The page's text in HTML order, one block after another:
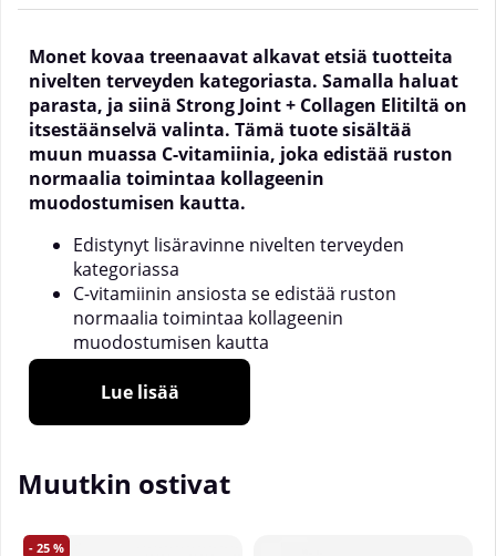
Monet kovaa treenaavat alkavat etsiä tuotteita
nivelten terveyden kategoriasta. Samalla haluat
parasta, ja siinä Strong Joint + Collagen Elitiltä on
itsestäänselvä valinta. Tämä tuote sisältää
muun muassa C-vitamiinia, joka edistää ruston
normaalia toimintaa kollageenin
muodostumisen kautta.
Edistynyt lisäravinne nivelten terveyden
kategoriassa
C-vitamiinin ansiosta se edistää ruston
normaalia toimintaa kollageenin
muodostumisen kautta
Sisältää MSM:ää, hyaluronihappoa, kollageenia
ja mineraaleja
Nivelten terveyden tuotekategoria on hyvin suosittu
päätyvät sinne usein, mutta myös muut saattavat
treenaamisesta. Elit Nutrition pyrkii tarjoamaan
Lue lisää
Muutkin ostivat
25